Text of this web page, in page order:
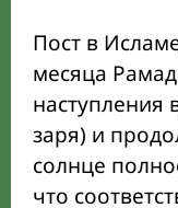
Пост в
месяца
наступления
заря) и
солнце
что